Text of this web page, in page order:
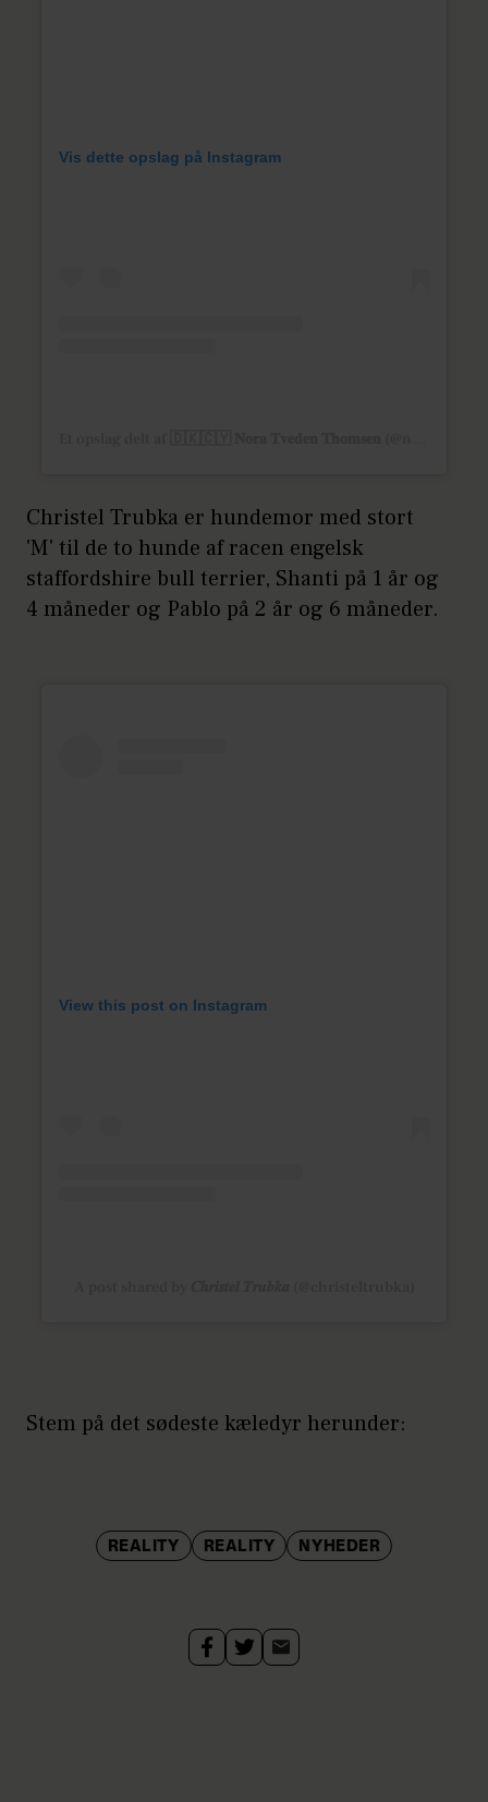
Vis dette opslag på Instagram
Christel Trubka er hundemor med stort
'M' til de to hunde af racen engelsk
staffordshire bull terrier, Shanti på 1 år og
4 måneder og Pablo på 2 år og 6 måneder.
View this post on Instagram
Stem på det sødeste kæledyr herunder:
REALITY REALITY NYHEDER